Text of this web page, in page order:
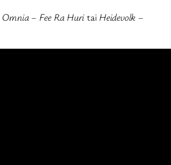
Omnia – Fee Ra Huritai Heidevolk –